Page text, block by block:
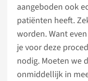
aangeboden ook
patiënten heeft.
worden. Want
je voor deze
nodig. Moeten we
onmiddellijk in